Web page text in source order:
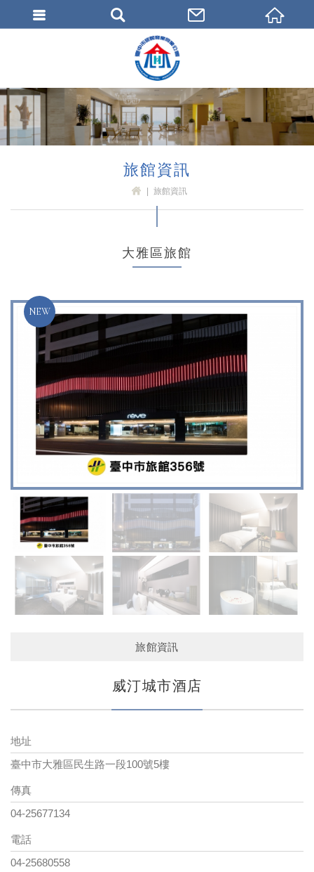
旅館資訊
旅館資訊
大雅區旅館
旅館資訊
威汀城市酒店
地址
臺中市大雅區民生路一段100號5樓
傳真
04-25677134
電話
04-25680558